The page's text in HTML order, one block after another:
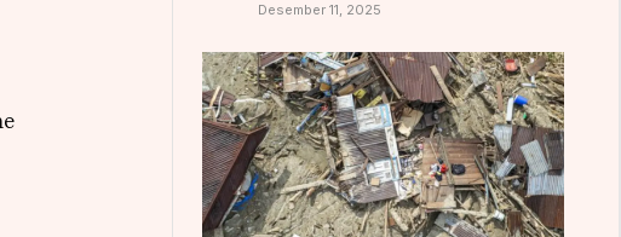
Desember 11, 2025